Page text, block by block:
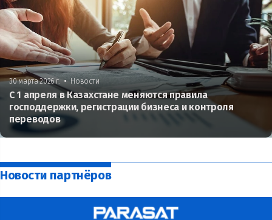
30 марта 2026 г. • Новости
С 1 апреля в Казахстане меняются правила
господдержки, регистрации бизнеса и контроля
переводов
Новости партнёров